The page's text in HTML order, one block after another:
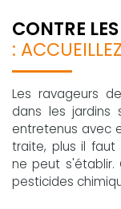
CONTRE
:
Les ravageurs
dans les jardins
entretenus avec
traite, plus il faut
ne peut s'établir.
pesticides